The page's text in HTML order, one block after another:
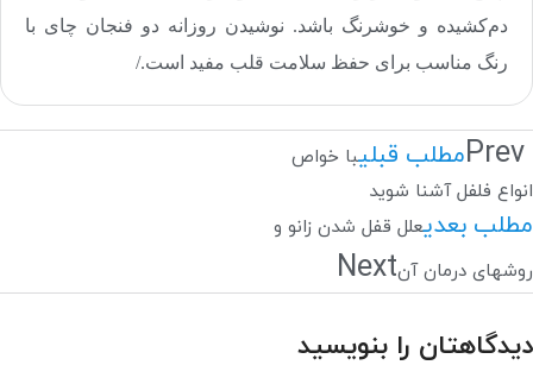
دم‌کشیده و خوشرنگ باشد. نوشیدن روزانه دو فنجان چای با
رنگ مناسب برای حفظ سلامت قلب مفید است.
/
Prevمطلب قبلیبا خواص
انواع فلفل آشنا شوید
مطلب بعدیعلل قفل شدن زانو و
روشهای درمان آنNext
دیدگاهتان را بنویسید